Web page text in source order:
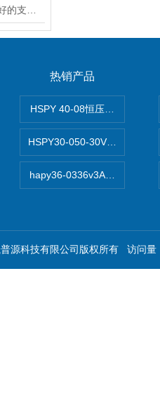
热销产品
HSPY 40-08恒压恒流恒功率
HSPY30-050-30V/-05A可调
hapy36-0336v3A高精度小型
源科技有限公司版权所有 访问量